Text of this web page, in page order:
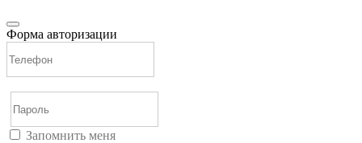
Форма авторизации
Запомнить меня